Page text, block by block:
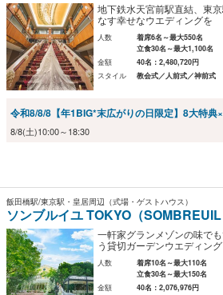
地下鉄水天宮前駅直結、東
なす幸せなウエディングを
人数
着席6名～最大550名
立食30名～最大1,100名
金額
40名：2,480,720円
スタイル
教会式／人前式／神前式
令和8/8/8【年1BIG*末広がりの日限定】8大特典
8/8(土)10:00～18:30
飯田橋駅/東京駅・皇居周辺（式場・ゲストハウス）
ソンブルイユ TOKYO（SOMBREUIL
一軒家グランメゾンの味で
う貸切ガーデンウエディング
人数
着席10名～最大110名
立食30名～最大150名
金額
40名：2,076,976円